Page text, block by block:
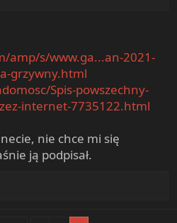
lub
trudności w
i zagraniczne:
miejscowości,
w kraju,
przed spisem,
prowadzonego przez
i rejestrowanego na
przenośnym (CAPI).
można dokonać samospisu
amp/s/www.ga...an-2021-
grzywny.html
Spis-powszechny-
internet-7735122.html
nie chce mi się
ją podpisał.